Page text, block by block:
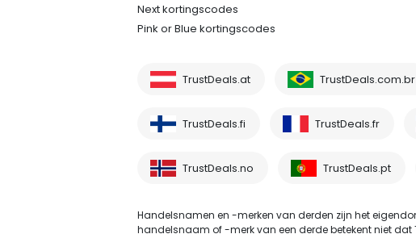
Next kortingscodes
Pink or Blue kortingscodes
TrustDeals.at TrustDeals.com.br
TrustDeals.fi TrustDeals.fr
TrustDeals.no TrustDeals.pt
Handelsnamen en -merken van derden zijn het
handelsnaam of -merk van een derde betekent niet dat